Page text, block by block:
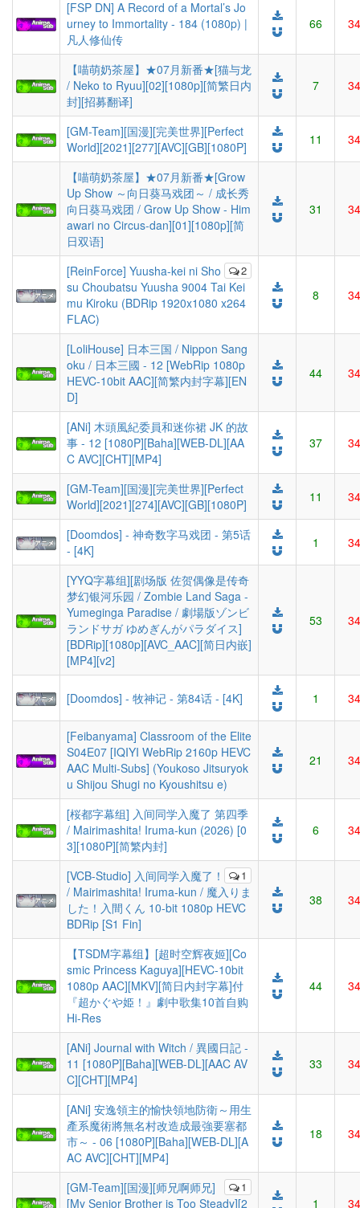
[FSP DN] A Record of a Mortal’s Jo
urney to Immortality - 184 (1080p) |
凡人修仙传
66 34
【喵萌奶茶屋】★07月新番★[猫与龙
/ Neko to Ryuu][02][1080p][简繁日内
封][招募翻译]
7 34
[GM-Team][国漫][完美世界][Perfect
World][2021][277][AVC][GB][1080P]
11 34
【喵萌奶茶屋】★07月新番★[Grow
Up Show ～向日葵马戏团～ / 成长秀
向日葵马戏团 / Grow Up Show - Him
awari no Circus-dan][01][1080p][简
日双语]
31 34
2
[ReinForce] Yuusha-kei ni Sho
su Choubatsu Yuusha 9004 Tai Kei
mu Kiroku (BDRip 1920x1080 x264
FLAC)
8 34
[LoliHouse] 日本三国 / Nippon Sang
oku / 日本三國 - 12 [WebRip 1080p
HEVC-10bit AAC][简繁内封字幕][EN
D]
44 34
[ANi] 木頭風紀委員和迷你裙 JK 的故
事 - 12 [1080P][Baha][WEB-DL][AA
C AVC][CHT][MP4]
37 34
[GM-Team][国漫][完美世界][Perfect
World][2021][274][AVC][GB][1080P]
11 34
[Doomdos] - 神奇数字马戏团 - 第5话
- [4K]
1 34
[YYQ字幕组][剧场版 佐贺偶像是传奇
梦幻银河乐园 / Zombie Land Saga -
Yumeginga Paradise / 劇場版ゾンビ
ランドサガ ゆめぎんがパラダイス]
[BDRip][1080p][AVC_AAC][简日内嵌]
[MP4][v2]
53 34
[Doomdos] - 牧神记 - 第84话 - [4K] 1 34
[Feibanyama] Classroom of the Elite
S04E07 [IQIYI WebRip 2160p HEVC
AAC Multi-Subs] (Youkoso Jitsuryok
u Shijou Shugi no Kyoushitsu e)
21 34
[桜都字幕组] 入间同学入魔了 第四季
/ Mairimashita! Iruma-kun (2026) [0
3][1080P][简繁内封]
6 34
1
[VCB-Studio] 入间同学入魔了！
/ Mairimashita! Iruma-kun / 魔入りま
した！入間くん 10-bit 1080p HEVC
BDRip [S1 Fin]
38 34
【TSDM字幕组】[超时空辉夜姬][Co
smic Princess Kaguya][HEVC-10bit
1080p AAC][MKV][简日内封字幕]付
『超かぐや姫！』劇中歌集10首自购
Hi-Res
44 34
[ANi] Journal with Witch / 異國日記 -
11 [1080P][Baha][WEB-DL][AAC AV
C][CHT][MP4]
33 34
[ANi] 安逸領主的愉快領地防衛～用生
產系魔術將無名村改造成最強要塞都
市～ - 06 [1080P][Baha][WEB-DL][A
AC AVC][CHT][MP4]
18 34
1
[GM-Team][国漫][师兄啊师兄]
[My Senior Brother is Too Steady][2
1 34